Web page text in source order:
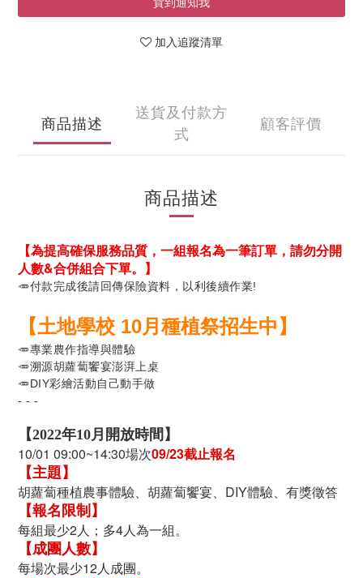
加入追蹤清單
商品描述
送貨及付款方
式
顧客評價
商品描述
【為提高確保服務品質， 一組報名為一筆訂單，請勿分開
人數&合併組合下單。】
🥕付款完成後請回傳保險資料，以利後續作業!
【土地學校 10月種植祭招生中 】
🥕專業農作指導與體驗
🥕溯源胡蘿蔔饗宴澎湃上桌
🥕DIY彩繪活動自己動手做
- - -
【2022年10月開放時間】
10/01 09:00~14:30場次09/23截止報名
【主題】
胡蘿蔔種植農事體驗、胡蘿蔔饗宴、DIY體驗、有獎徵答
【報名限制】
每組最少2人；多4人為一組。
【成團人數】
每場次最少12人成團。